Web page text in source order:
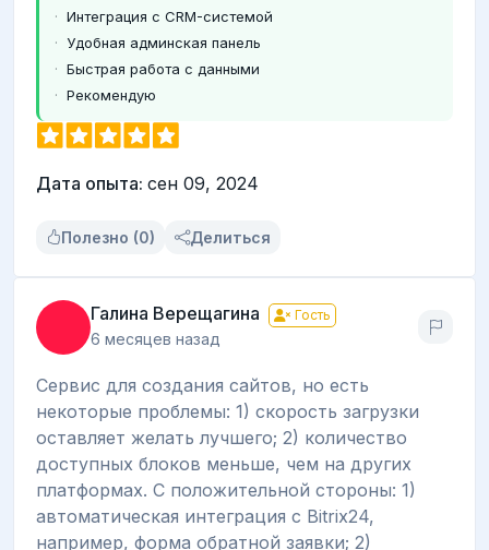
Интеграция с CRM-системой
Удобная админская панель
Быстрая работа с данными
Рекомендую
Дата опыта: сен 09, 2024
Полезно (0) Делиться
Галина Верещагина Гость
6 месяцев назад
Сервис для создания сайтов, но есть
некоторые проблемы: 1) скорость загрузки
оставляет желать лучшего; 2) количество
доступных блоков меньше, чем на других
платформах. С положительной стороны: 1)
автоматическая интеграция с Bitrix24,
например, форма обратной заявки; 2)